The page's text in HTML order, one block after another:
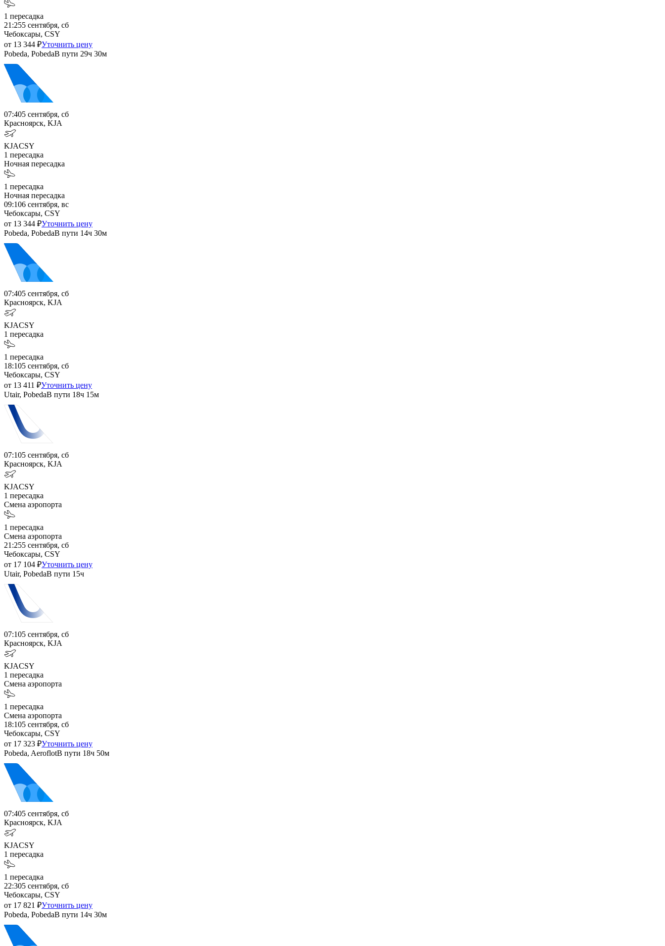
1 пересадка
21:255 сентября, сб
Чебоксары, CSY
от 13 344 ₽Уточнить цену
Pobeda, PobedaВ пути 29ч 30м
07:405 сентября, сб
Красноярск, KJA
KJACSY
1 пересадка
Ночная пересадка
1 пересадка
Ночная пересадка
09:106 сентября, вс
Чебоксары, CSY
от 13 344 ₽Уточнить цену
Pobeda, PobedaВ пути 14ч 30м
07:405 сентября, сб
Красноярск, KJA
KJACSY
1 пересадка
1 пересадка
18:105 сентября, сб
Чебоксары, CSY
от 13 411 ₽Уточнить цену
Utair, PobedaВ пути 18ч 15м
07:105 сентября, сб
Красноярск, KJA
KJACSY
1 пересадка
Смена аэропорта
1 пересадка
Смена аэропорта
21:255 сентября, сб
Чебоксары, CSY
от 17 104 ₽Уточнить цену
Utair, PobedaВ пути 15ч
07:105 сентября, сб
Красноярск, KJA
KJACSY
1 пересадка
Смена аэропорта
1 пересадка
Смена аэропорта
18:105 сентября, сб
Чебоксары, CSY
от 17 323 ₽Уточнить цену
Pobeda, AeroflotВ пути 18ч 50м
07:405 сентября, сб
Красноярск, KJA
KJACSY
1 пересадка
1 пересадка
22:305 сентября, сб
Чебоксары, CSY
от 17 821 ₽Уточнить цену
Pobeda, PobedaВ пути 14ч 30м